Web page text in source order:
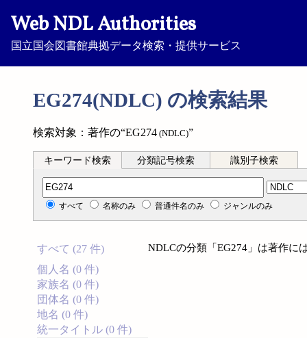
Web NDL Authorities
国立国会図書館典拠データ検索・提供サービス
EG274(NDLC) の検索結果
検索対象：著作の“EG274 (NDLC)”
キーワード検索 分類記号検索 識別子検索
分類記号検索
すべて 名称のみ 普通件名のみ ジャンルのみ
すべて (27 件)
個人名 (0 件)
家族名 (0 件)
団体名 (0 件)
地名 (0 件)
統一タイトル (0 件)
NDLCの分類「EG274」は著作に